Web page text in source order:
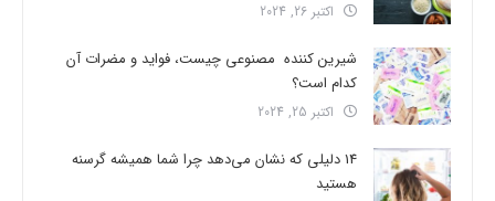
اکتبر 26, 2024
شیرین کننده مصنوعی چیست، فواید و مضرات آن
کدام است؟
اکتبر 25, 2024
14 دلیلی که نشان می‌دهد چرا شما همیشه گرسنه
هستید